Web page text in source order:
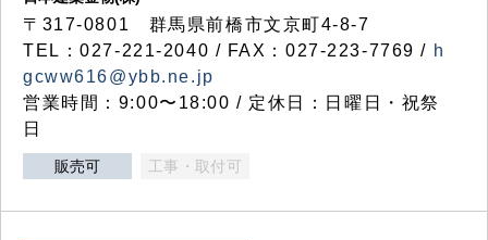
〒317‐0801 群馬県前橋市文京町4-8-7
TEL：027-221-2040 / FAX：027-223-7769 / h
gcww616@ybb.ne.jp
営業時間：9:00〜18:00 / 定休日：日曜日・祝祭
日
販売可 工事・取付可